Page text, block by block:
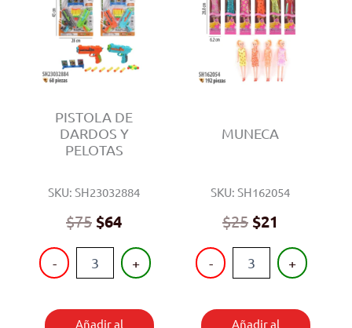
PISTOLA DE
DARDOS Y
PELOTAS
SKU: SH23032884
$75 $64
-
PISTOLA
DE
PELOTAS
+
Añadir al
MUNECA
SKU: SH162054
$25 $21
-
MUNECA
cantidad
+
Añadir al